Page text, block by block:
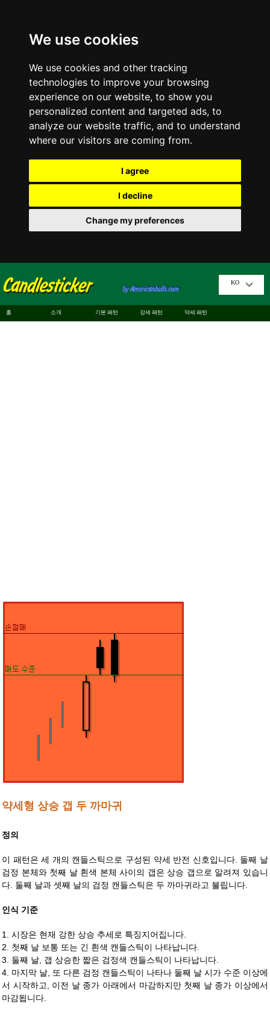
We use cookies
We use cookies and other tracking
technologies to improve your browsing
experience on our website, to show you
personalized content and targeted ads, to
analyze our website traffic, and to understand
where our visitors are coming from.
I agree
I decline
Change my preferences
KO
홈 소개 기본 패턴 강세 패턴 약세 패턴
약세형 상승 갭 두 까마귀
정의
이 패턴은 세 개의 캔들스틱으로 구성된 약세 반전 신호입니다. 둘째 날
검정 본체와 첫째 날 흰색 본체 사이의 갭은 상승 갭으로 알려져 있습니
다. 둘째 날과 셋째 날의 검정 캔들스틱은 두 까마귀라고 불립니다.
인식 기준
1. 시장은 현재 강한 상승 추세로 특징지어집니다.
2. 첫째 날 보통 또는 긴 흰색 캔들스틱이 나타납니다.
3. 둘째 날, 갭 상승한 짧은 검정색 캔들스틱이 나타납니다.
4. 마지막 날, 또 다른 검정 캔들스틱이 나타나 둘째 날 시가 수준 이상에
서 시작하고, 이전 날 종가 아래에서 마감하지만 첫째 날 종가 이상에서
마감됩니다.